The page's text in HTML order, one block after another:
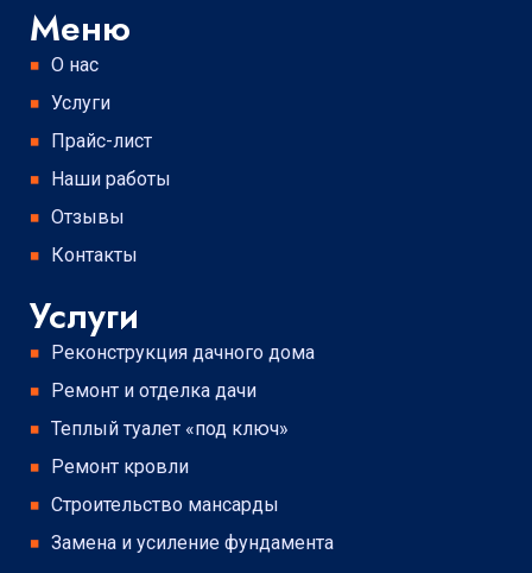
Меню
О нас
Услуги
Прайс-лист
Наши работы
Отзывы
Контакты
Услуги
Реконструкция дачного дома
Ремонт и отделка дачи
Теплый туалет «под ключ»
Ремонт кровли
Строительство мансарды
Замена и усиление фундамента